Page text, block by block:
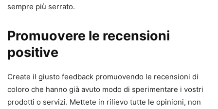
sempre più serrato.
Promuovere le recensioni
positive
Create il giusto feedback promuovendo le recensioni di
coloro che hanno già avuto modo di sperimentare i vostri
prodotti o servizi. Mettete in rilievo tutte le opinioni, non